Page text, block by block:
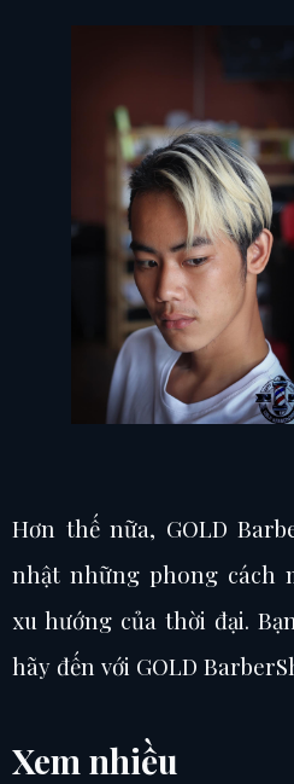
Hơn thế nữa, GOLD
nhật những phong cách
xu hướng của thời đại.
hãy đến với GOLD
Xem nhiều